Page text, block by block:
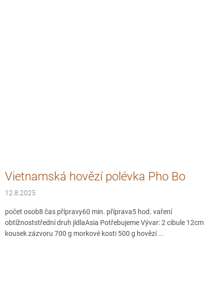
Vietnamská hovězí polévka Pho Bo
12.8.2025
počet osob8 čas přípravy60 min. příprava5 hod. vaření
obtížnoststřední druh jídlaAsia Potřebujeme Vývar: 2 cibule 12cm
kousek zázvoru 700 g morkové kosti 500 g hovězí ...